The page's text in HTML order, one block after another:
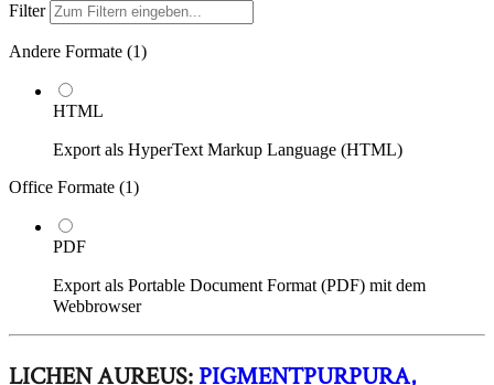
Filter
Andere Formate (1)
HTML
Export als HyperText Markup Language (HTML)
Office Formate (1)
PDF
Export als Portable Document Format (PDF) mit dem
Webbrowser
LICHEN AUREUS: PIGMENTPURPURA,